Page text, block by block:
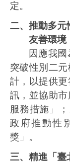
定。
二、推動多元
友善環境
因應我
突破性別二
計，以提供
訊，並協助
服務措施」
政府推動性
獎」。
三、精進「臺